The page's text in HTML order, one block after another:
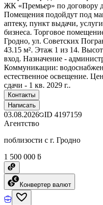
ЖК «Премьер» по договору
Помещения подойдут под
аптеку, пункт выдачи,
бизнеса. Торговое
Гродно, ул. Советских
43.15 м². Этаж 1 из 14.
вход. Назначение -
Коммуникации:
естественное освещение.
сдачи - 1 кв. 2029 г..
Контакты
Написать
03.08.2026 ID 4197159
Агентство
поблизости с г. Гродно
1 500 000 ƃ
Конвертер валют